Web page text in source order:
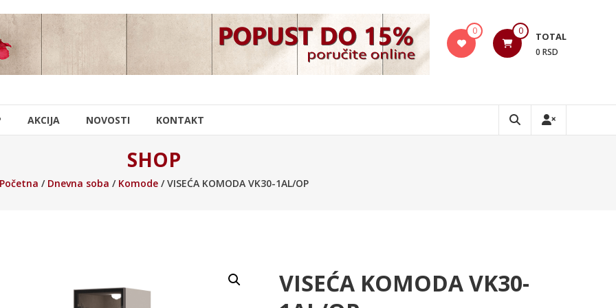
0 0 TOTAL
0 RSD
AKCIJA NOVOSTI KONTAKT
SHOP
Početna / Dnevna soba / Komode / VISEĆA KOMODA VK30-1AL/OP
VISEĆA KOMODA VK30-